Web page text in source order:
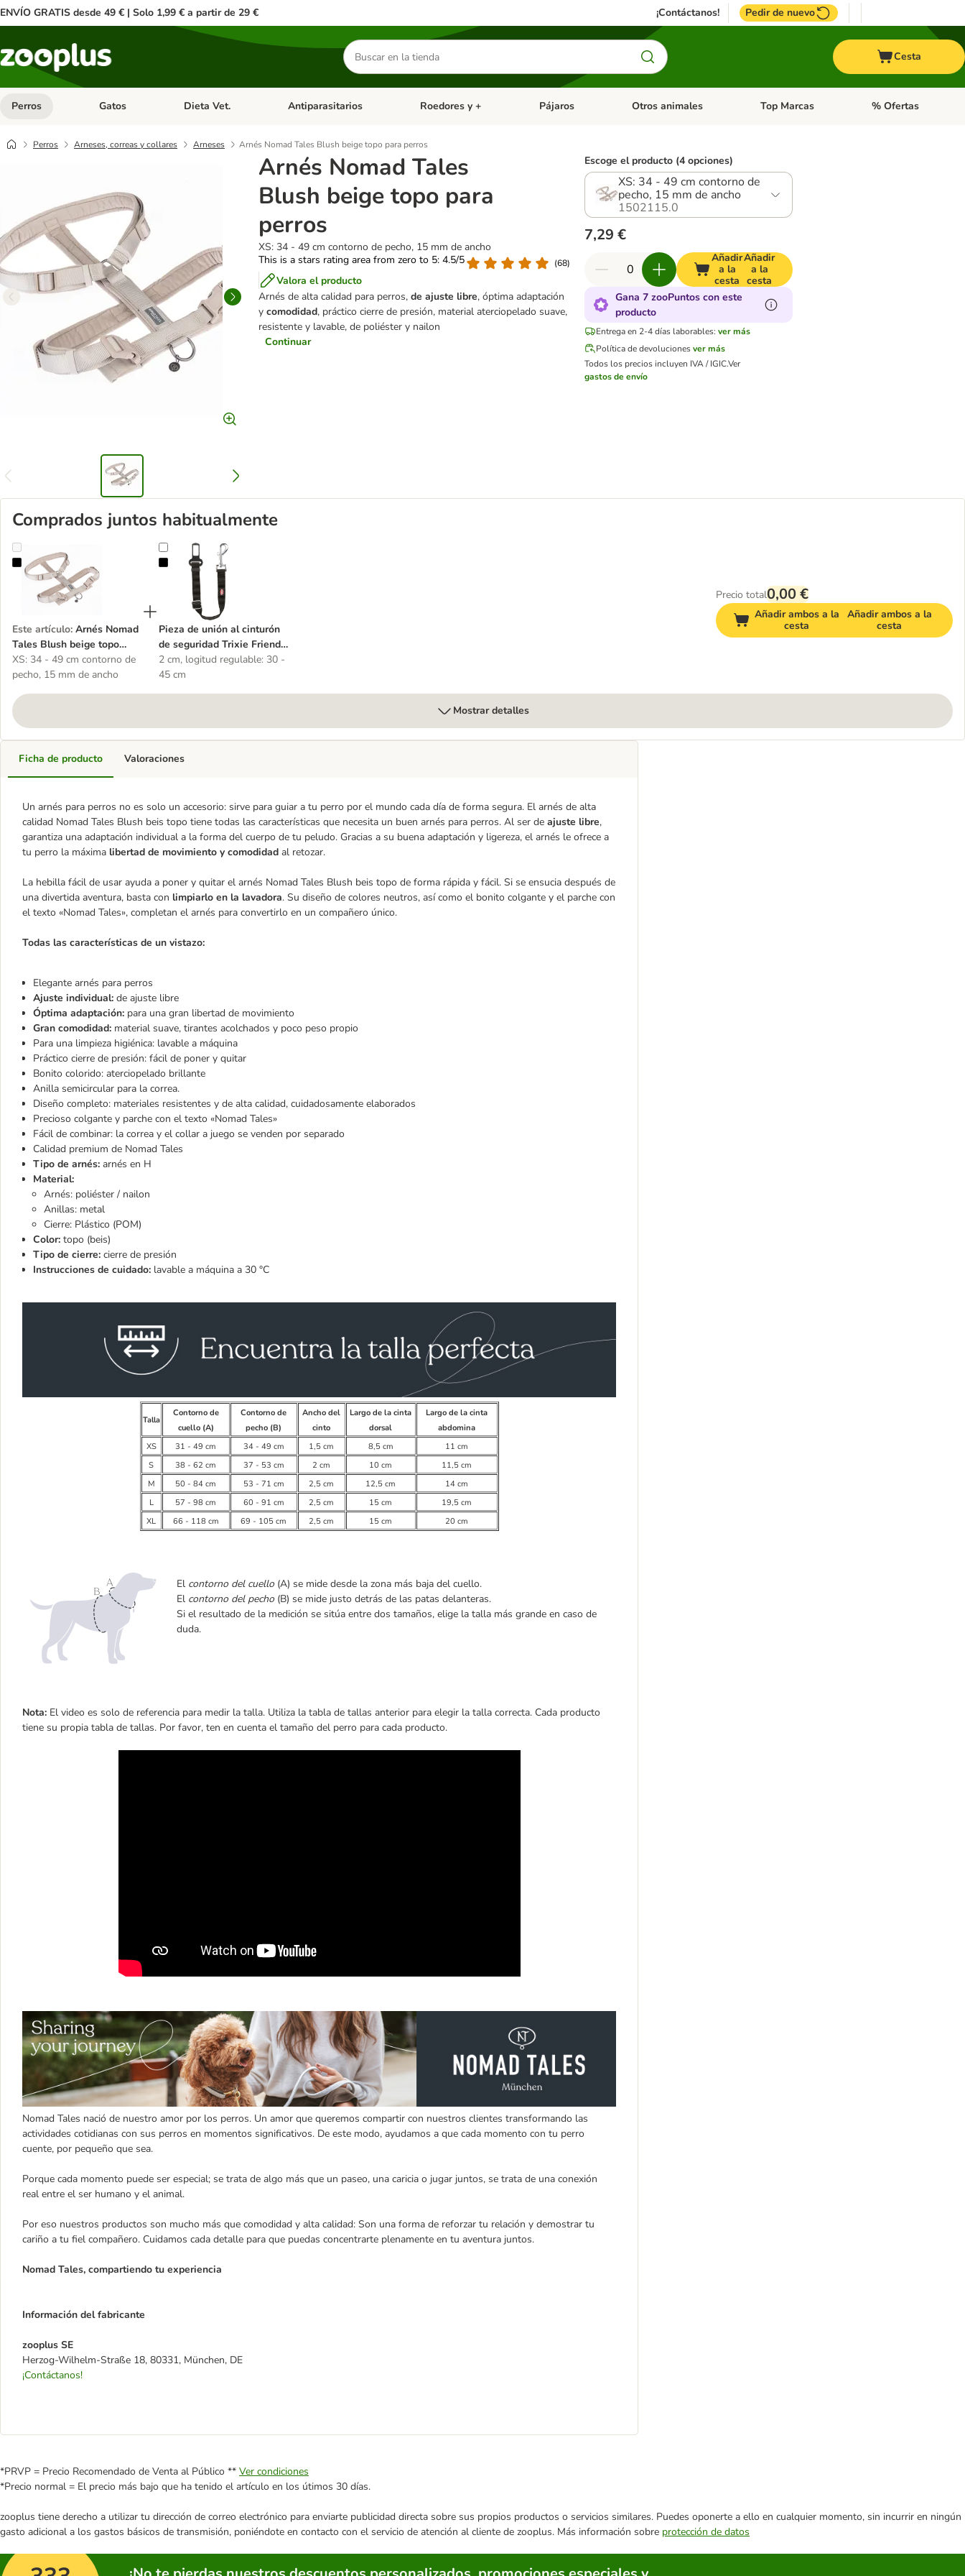
ENVÍO GRATIS desde 49 € | Solo 1,99 € a partir de 29 € ¡Contáctanos! Pedir de nuevo
Buscar
productos
Cesta
Perros Menú de categoria abierto: Perros
Gatos Menú de categoria abierto: Gatos
Dieta Vet. Menú de categoria abierto: Dieta Vet.
Antiparasitarios Menú de categoria abierto: Antiparasitarios
Roedores y + Menú de categoria abierto: Roedores y +
Pájaros Menú de categoria abierto: Pájaros
Otros animales Menú de categoria abierto: Otros animales
Top Marcas Menú de categoria
% Ofertas
Perros Arneses, correas y collares Arneses Arnés Nomad Tales Blush beige topo para perros
Arnés Nomad Tales
Blush beige topo para
perros
XS: 34 - 49 cm contorno de pecho, 15 mm de ancho
This is a stars rating area from zero to 5: 4.5/5
(68)
Valora el producto
Arnés de alta calidad para perros, de ajuste libre, óptima adaptación
y comodidad, práctico cierre de presión, material aterciopelado suave,
resistente y lavable, de poliéster y nailon
Continuar
Escoge el producto (4 opciones)
XS: 34 - 49 cm contorno de
pecho, 15 mm de ancho
1502115.0
7,29 €
Añadir
a la
cesta
Añadir
a la
cesta
Gana 7 zooPuntos con este
producto
Entrega en 2-4 días laborables: ver más
Política de devolucionesver más
Todos los precios incluyen IVA / IGIC.Ver
gastos de envío
Comprados juntos habitualmente
Arnés Nomad Tales Blush beige topo para perros
Este artículo: Arnés Nomad
Tales Blush beige topo
para perros
XS: 34 - 49 cm contorno de
pecho, 15 mm de ancho
Pieza de unión al cinturón de seguridad Trixie Friends on Tour
Pieza de unión al cinturón
de seguridad Trixie Friends
on Tour
2 cm, logitud regulable: 30 -
45 cm
Precio total0,00 €
Añadir ambos a la
cesta
Añadir ambos a la
cesta
Mostrar detalles
Ficha de producto
Un arnés para perros no es solo un accesorio: sirve para guiar a tu perro por el mundo cada día de forma segura. El arnés de alta
calidad Nomad Tales Blush beis topo tiene todas las características que necesita un buen arnés para perros. Al ser de ajuste libre,
garantiza una adaptación individual a la forma del cuerpo de tu peludo. Gracias a su buena adaptación y ligereza, el arnés le ofrece a
tu perro la máxima libertad de movimiento y comodidad al retozar.
La hebilla fácil de usar ayuda a poner y quitar el arnés Nomad Tales Blush beis topo de forma rápida y fácil. Si se ensucia después de
una divertida aventura, basta con limpiarlo en la lavadora. Su diseño de colores neutros, así como el bonito colgante y el parche con
el texto «Nomad Tales», completan el arnés para convertirlo en un compañero único.
Todas las características de un vistazo:
Elegante arnés para perros
Ajuste individual: de ajuste libre
Óptima adaptación: para una gran libertad de movimiento
Gran comodidad: material suave, tirantes acolchados y poco peso propio
Para una limpieza higiénica: lavable a máquina
Práctico cierre de presión: fácil de poner y quitar
Bonito colorido: aterciopelado brillante
Anilla semicircular para la correa.
Diseño completo: materiales resistentes y de alta calidad, cuidadosamente elaborados
Precioso colgante y parche con el texto «Nomad Tales»
Fácil de combinar: la correa y el collar a juego se venden por separado
Calidad premium de Nomad Tales
Tipo de arnés: arnés en H
Material:
Arnés: poliéster / nailon
Anillas: metal
Cierre: Plástico (POM)
Color: topo (beis)
Tipo de cierre: cierre de presión
Instrucciones de cuidado: lavable a máquina a 30 °C
Talla
Contorno de
cuello (A)
Contorno de
pecho (B)
Ancho del
cinto
Largo de la cinta
dorsal
Largo de la cinta
abdomina
XS
31 - 49 cm 34 - 49 cm 1,5 cm 8,5 cm
11 cm
S
38 - 62 cm 37 - 53 cm 2 cm 10 cm
11,5 cm
M
50 - 84 cm 53 - 71 cm 2,5 cm 12,5 cm
14 cm
L
57 - 98 cm 60 - 91 cm 2,5 cm 15 cm
19,5 cm
XL
66 - 118 cm 69 - 105 cm 2,5 cm 15 cm 20 cm
El contorno del cuello (A) se mide desde la zona más baja del cuello.
El contorno del pecho (B) se mide justo detrás de las patas delanteras.
Si el resultado de la medición se sitúa entre dos tamaños, elige la talla más grande en caso de
duda.
Nota: El video es solo de referencia para medir la talla. Utiliza la tabla de tallas anterior para elegir la talla correcta. Cada producto
tiene su propia tabla de tallas. Por favor, ten en cuenta el tamaño del perro para cada producto.
Nomad Tales nació de nuestro amor por los perros. Un amor que queremos compartir con nuestros clientes transformando las
actividades cotidianas con sus perros en momentos significativos. De este modo, ayudamos a que cada momento con tu perro
cuente, por pequeño que sea.
Porque cada momento puede ser especial; se trata de algo más que un paseo, una caricia o jugar juntos, se trata de una conexión
real entre el ser humano y el animal.
Por eso nuestros productos son mucho más que comodidad y alta calidad: Son una forma de reforzar tu relación y demostrar tu
cariño a tu fiel compañero. Cuidamos cada detalle para que puedas concentrarte plenamente en tu aventura juntos.
Nomad Tales, compartiendo tu experiencia
Información del fabricante
zooplus SE
Herzog-Wilhelm-Straße 18, 80331, München, DE
¡Contáctanos!
Valoraciones
*PRVP = Precio Recomendado de Venta al Público ** Ver condiciones
*Precio normal = El precio más bajo que ha tenido el artículo en los útimos 30 días.
zooplus tiene derecho a utilizar tu dirección de correo electrónico para enviarte publicidad directa sobre sus propios productos o servicios similares. Puedes oponerte a ello en cualquier momento, sin incurrir en ningún
gasto adicional a los gastos básicos de transmisión, poniéndote en contacto con el servicio de atención al cliente de zooplus. Más información sobre protección de datos